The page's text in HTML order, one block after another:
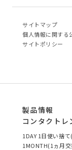
サイトマップ
個⼈情報に関する
サイトポリシー
製品情報
コンタクトレ
1DAY 1日使い捨
1MONTH(1ヵ月